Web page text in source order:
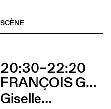
SCÈNE
20:30–22:20
FRANÇOIS GREMAUD / 2B COMPANY
Giselle…